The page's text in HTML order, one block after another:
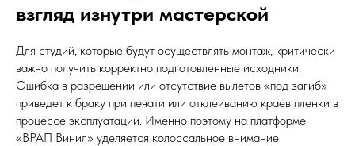
взгляд изнутри мастерской
Для студий, которые будут осуществлять монтаж, критически
важно получить корректно подготовленные исходники.
Ошибка в разрешении или отсутствие вылетов «под загиб»
приведет к браку при печати или отклеиванию краев пленки в
процессе эксплуатации. Именно поэтому на платформе
«ВРАП Винил» уделяется колоссальное внимание